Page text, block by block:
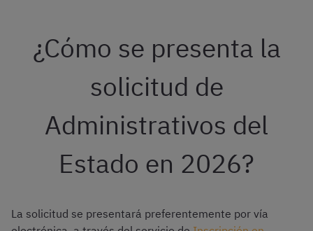
¿Cómo se presenta la
solicitud de
Administrativos del
Estado en 2026?
La solicitud se presentará preferentemente por vía